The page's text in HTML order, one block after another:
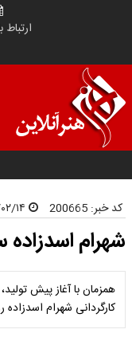
ارتباط
کد خبر: 200665
شهرام
همزمان با آغاز پیش
کارگردانی شهرام اسدزاده